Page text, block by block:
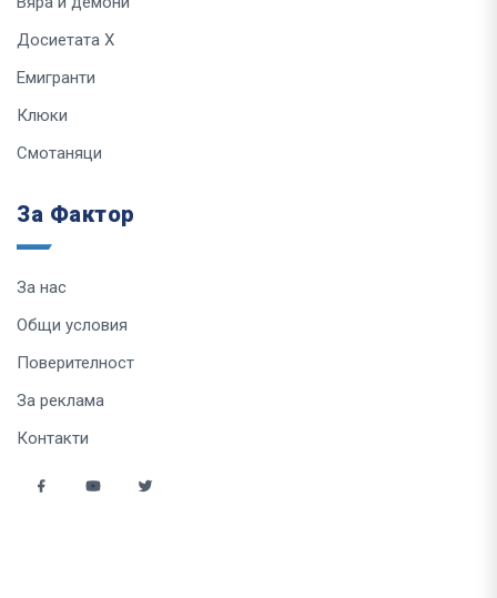
Досиетата Х
Емигранти
Клюки
Смотаняци
За Фактор
За нас
Общи условия
Поверителност
За реклама
Контакти